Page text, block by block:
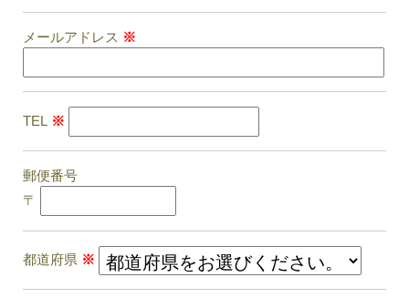
メールアドレス ※
TEL ※
郵便番号
〒
都道府県 ※